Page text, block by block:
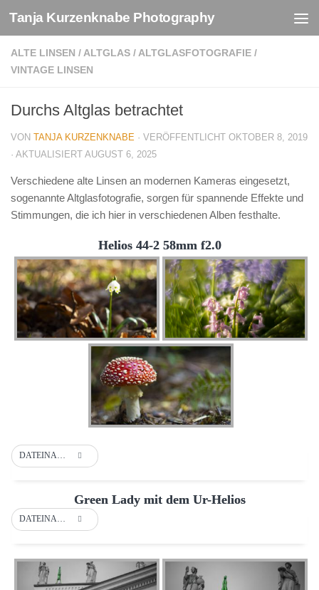
Zum Inhalt springen
Tanja Kurzenknabe Photography
ALTE LINSEN / ALTGLAS / ALTGLASFOTOGRAFIE /
VINTAGE LINSEN
Durchs Altglas betrachtet
VON TANJA KURZENKNABE · VERÖFFENTLICHT OKTOBER 8, 2019
· AKTUALISIERT AUGUST 6, 2025
Verschiedene alte Linsen an modernen Kameras eingesetzt,
sogenannte Altglasfotografie, sorgen für spannende Effekte und
Stimmungen, die ich hier in verschiedenen Alben festhalte.
Helios 44-2 58mm f2.0
Green Lady mit dem Ur-Helios